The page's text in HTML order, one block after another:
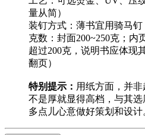
量从简）
装钉方式：薄书宜用骑马
克数：封面200~250克；内
超过200克，说明书应体现
翻页）
特别提示： 用纸方面，并
不是厚就显得高档，与其
多点儿心意做好策划和设计